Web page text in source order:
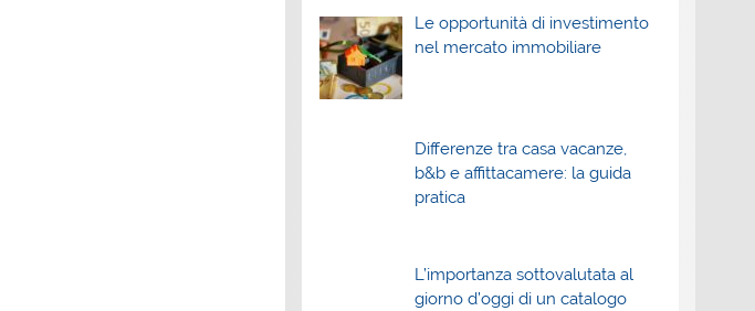
Le opportunità di investimento
nel mercato immobiliare
Differenze tra casa vacanze,
b&b e affittacamere: la guida
pratica
L’importanza sottovalutata al
giorno d’oggi di un catalogo